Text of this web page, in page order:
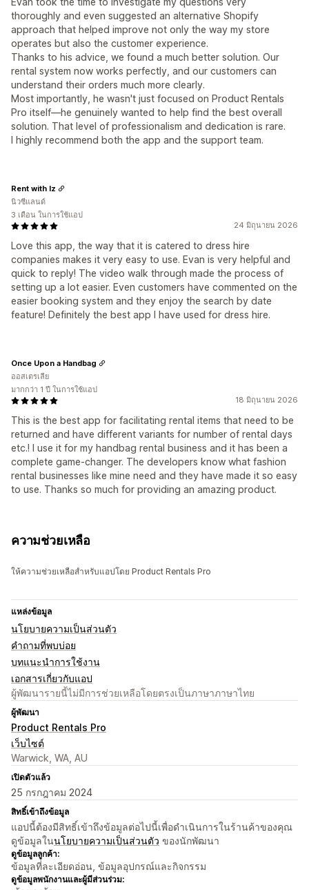
thoroughly and even suggested an alternative Shopify
approach that helped improve not only the way my store
operates but also the customer experience.
Thanks to his advice, we found a much better solution. Our
rental system now works perfectly, and our customers can
understand their orders much more clearly.
Most importantly, he wasn't just focused on Product Rentals
Pro itself—he genuinely wanted to help find the best overall
solution. That level of professionalism and dedication is rare.
I highly recommend both the app and the support team.
24 มิถุนายน 2026
Love this app, the way that it is catered to dress hire
companies makes it very easy to use. Evan is very helpful and
quick to reply! The video walk through made the process of
setting up a lot easier. Even customers have commented on the
easier booking system and they enjoy the search by date
feature! Definitely the best app I have used for dress hire.
Rent with Iz
นิวซีแลนด์
3 เดือน ในการใช้แอป
18 มิถุนายน 2026
This is the best app for facilitating rental items that need to be
returned and have different variants for number of rental days
etc.! I use it for my handbag rental business and it has been a
complete game-changer. The developers know what fashion
rental businesses like mine need and they have made it so easy
to use. Thanks so much for providing an amazing product.
Once Upon a Handbag
ออสเตรเลีย
มากกว่า 1 ปี ในการใช้แอป
ความช่วยเหลือ
ให้ความช่วยเหลือสำหรับแอปโดย Product Rentals Pro
แหล่งข้อมูล
นโยบายความเป็นส่วนตัว
คำถามที่พบบ่อย
บทแนะนำการใช้งาน
เอกสารเกี่ยวกับแอป
ผู้พัฒนารายนี้ไม่มีการช่วยเหลือโดยตรงเป็นภาษาภาษาไทย
ผู้พัฒนา
Product Rentals Pro
เว็บไซต์
Warwick, WA, AU
เปิดตัวแล้ว
25 กรกฎาคม 2024
สิทธิ์เข้าถึงข้อมูล
แอปนี้ต้องมีสิทธิ์เข้าถึงข้อมูลต่อไปนี้เพื่อดำเนินการในร้านค้าของคุณ
ดูข้อมูลในนโยบายความเป็นส่วนตัว ของนักพัฒนา
ดูข้อมูลลูกค้า:
ข้อมูลที่ละเอียดอ่อน, ข้อมูลอุปกรณ์และกิจกรรม
ดูข้อมูลพนักงานและผู้มีส่วนร่วม: